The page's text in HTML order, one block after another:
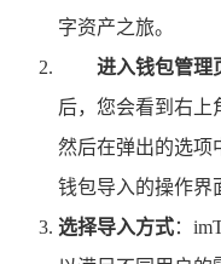
字资产之旅。
进入钱包管理
后，您会看到右上
然后在弹出的选项
钱包导入的操作界
选择导入方式：